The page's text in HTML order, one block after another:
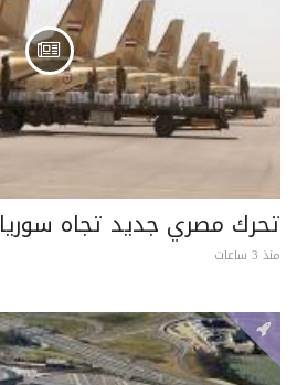
تحرك مصري جديد تجاه سوريا
منذ 3 ساعات